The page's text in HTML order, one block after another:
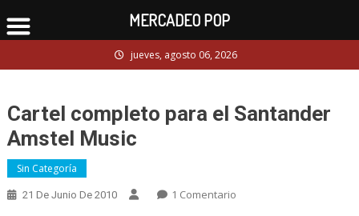
to
jueves, agosto 06, 2026
Cartel completo para el Santander
Amstel Music
Sin Categoría
21 De Junio De 2010 1 ComentarioEn
MERCADEO POP